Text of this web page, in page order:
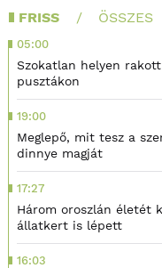
FRISS ÖSSZES
05:00
Szokatlan helyen
pusztákon
19:00
Meglepő, mit tesz a
dinnye magját
17:27
Három oroszlán életét
állatkert is lépett
16:03